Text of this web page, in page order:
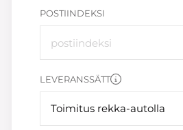
POSTIINDEKSI
LEVERANSSÄTT
Toimitus rekka-autolla